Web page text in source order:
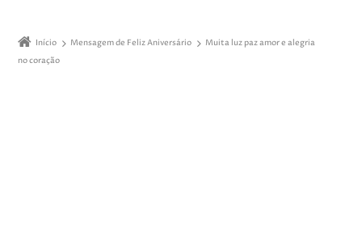
Início Mensagem de Feliz Aniversário
Muita luz paz amor e alegria
no coração